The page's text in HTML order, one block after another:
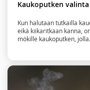
Kaukoputken valinta
Kun halutaan tutkailla
eikä kiikaritkaan kanna,
mökille kaukoputken,